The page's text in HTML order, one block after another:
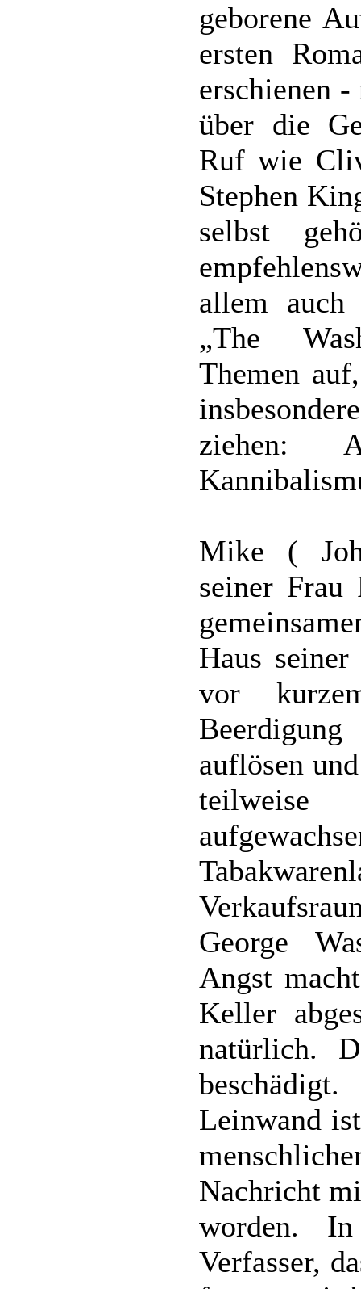
geborene
ersten
erschienen
über die
Ruf wie
Stephen
selbst
allem auch
„The
Themen
ziehen:
Mike (
seiner Frau
Haus
vor
auflösen
teilweise
George
Angst
Keller
natürlich.
Leinwand
Nachricht
worden.
Verfasser,